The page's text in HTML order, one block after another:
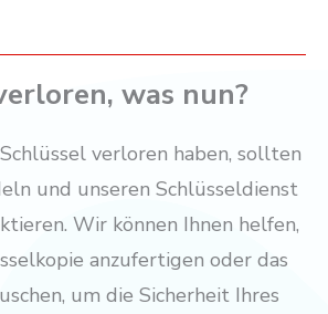
was nun?
verloren haben, sollten
und unseren Schlüsseldienst
Wir können Ihnen helfen,
anzufertigen oder das
um die Sicherheit Ihres